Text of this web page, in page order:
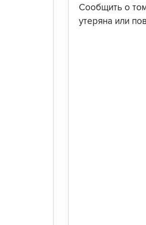
Сообщить о
утеряна или